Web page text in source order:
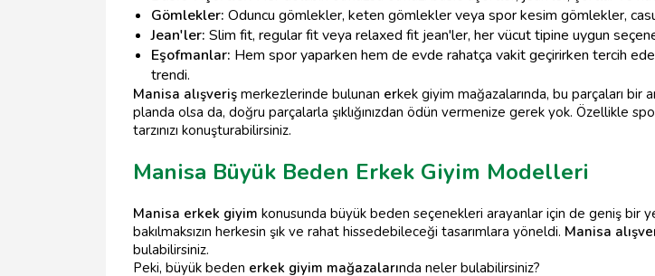
Gömlekler: Oduncu gömlekler, keten gömlekler veya spor kesim gömlekler,
Jean'ler: Slim fit, regular fit veya relaxed fit jean'ler, her vücut tipine uygun
Eşofmanlar: Hem spor yaparken hem de evde rahatça vakit geçirirken tercih
trendi.
Manisa alışveriş merkezlerinde bulunan erkek giyim mağazalarında, bu parçaları bir
planda olsa da, doğru parçalarla şıklığınızdan ödün vermenize gerek yok. Özellikle
tarzınızı konuşturabilirsiniz.
Manisa Büyük Beden Erkek Giyim Modelleri
Manisa erkek giyim konusunda büyük beden seçenekleri arayanlar için de geniş bir
bakılmaksızın herkesin şık ve rahat hissedebileceği tasarımlara yöneldi. Manisa
bulabilirsiniz.
Peki, büyük beden erkek giyim mağazalarında neler bulabilirsiniz?